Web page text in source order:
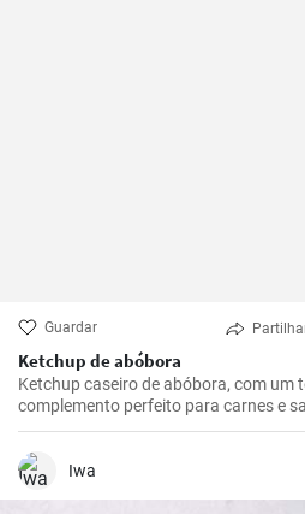
Guardar
Ketchup de abóbora
Ketchup caseiro de abóbora, com um
complemento perfeito para carnes e
Iwa